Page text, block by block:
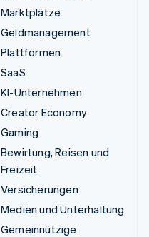
Marktplätze
Geldmanagement
Plattformen
SaaS
KI-Unternehmen
Creator Economy
Gaming
Bewirtung, Reisen und
Freizeit
Versicherungen
Medien und Unterhaltung
Gemeinnützige